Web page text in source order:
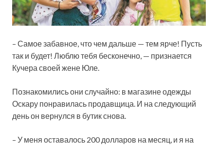
– Самое забавное, что чем дальше — тем ярче! Пусть
так и будет! Люблю тебя бесконечно, — признается
Кучера своей жене Юле.
Познакомились они случайно: в магазине одежды
Оскару понравилась продавщица. И на следующий
день он вернулся в бутик снова.
– У меня оставалось 200 долларов на месяц, и я на